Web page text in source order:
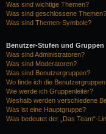
Was sind wichtige Themen?
Was sind geschlossene Themen?
Was sind Themen-Symbole?
Benutzer-Stufen und Gruppen
Was sind Administratoren?
Was sind Moderatoren?
Was sind Benutzergruppen?
Wo finde ich die
Wie werde ich Gruppenleiter?
Weshalb werden verschiedene
Was ist eine Hauptgruppe?
Was bedeutet der „Das Team“-